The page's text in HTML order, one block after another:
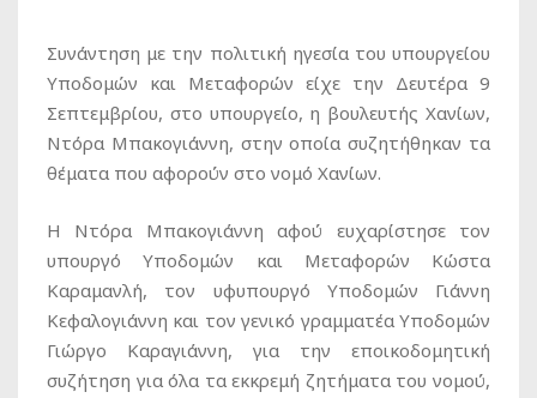
Συνάντηση με την πολιτική ηγεσία του υπουργείου
Υποδομών και Μεταφορών είχε την Δευτέρα 9
Σεπτεμβρίου, στο υπουργείο, η βουλευτής Χανίων,
Ντόρα Μπακογιάννη, στην οποία συζητήθηκαν τα
θέματα που αφορούν στο νομό Χανίων.
Η Ντόρα Μπακογιάννη αφού ευχαρίστησε τον
υπουργό Υποδομών και Μεταφορών Κώστα
Καραμανλή, τον υφυπουργό Υποδομών Γιάννη
Κεφαλογιάννη και τον γενικό γραμματέα Υποδομών
Γιώργο Καραγιάννη, για την εποικοδομητική
συζήτηση για όλα τα εκκρεμή ζητήματα του νομού,